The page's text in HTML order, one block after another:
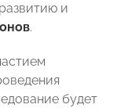
и
.
будет